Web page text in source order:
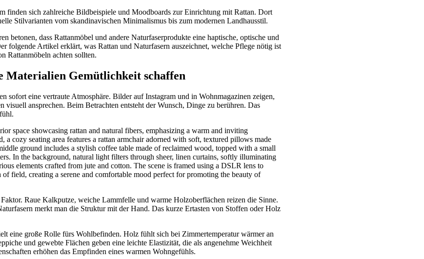
finden sich zahlreiche Bildbeispiele und Moodboards zur Einrichtung mit Rattan. Dort
Stilvarianten vom skandinavischen Minimalismus bis zum modernen Landhausstil.
betonen, dass Rattanmöbel und andere Naturfaserprodukte eine haptische, optische und
folgende Artikel erklärt, was Rattan und Naturfasern auszeichnet, welche Pflege nötig ist
Rattanmöbeln achten sollten.
Materialien Gemütlichkeit schaffen
sofort eine vertraute Atmosphäre. Bilder auf Instagram und in Wohnmagazinen zeigen,
visuell ansprechen. Beim Betrachten entsteht der Wunsch, Dinge zu berühren. Das
Raue Kalkputze, weiche Lammfelle und warme Holzoberflächen reizen die Sinne.
merkt man die Struktur mit der Hand. Das kurze Ertasten von Stoffen oder Holz
eine große Rolle fürs Wohlbefinden. Holz fühlt sich bei Zimmertemperatur wärmer an
und gewebte Flächen geben eine leichte Elastizität, die als angenehme Weichheit
erhöhen das Empfinden eines warmen Wohngefühls.